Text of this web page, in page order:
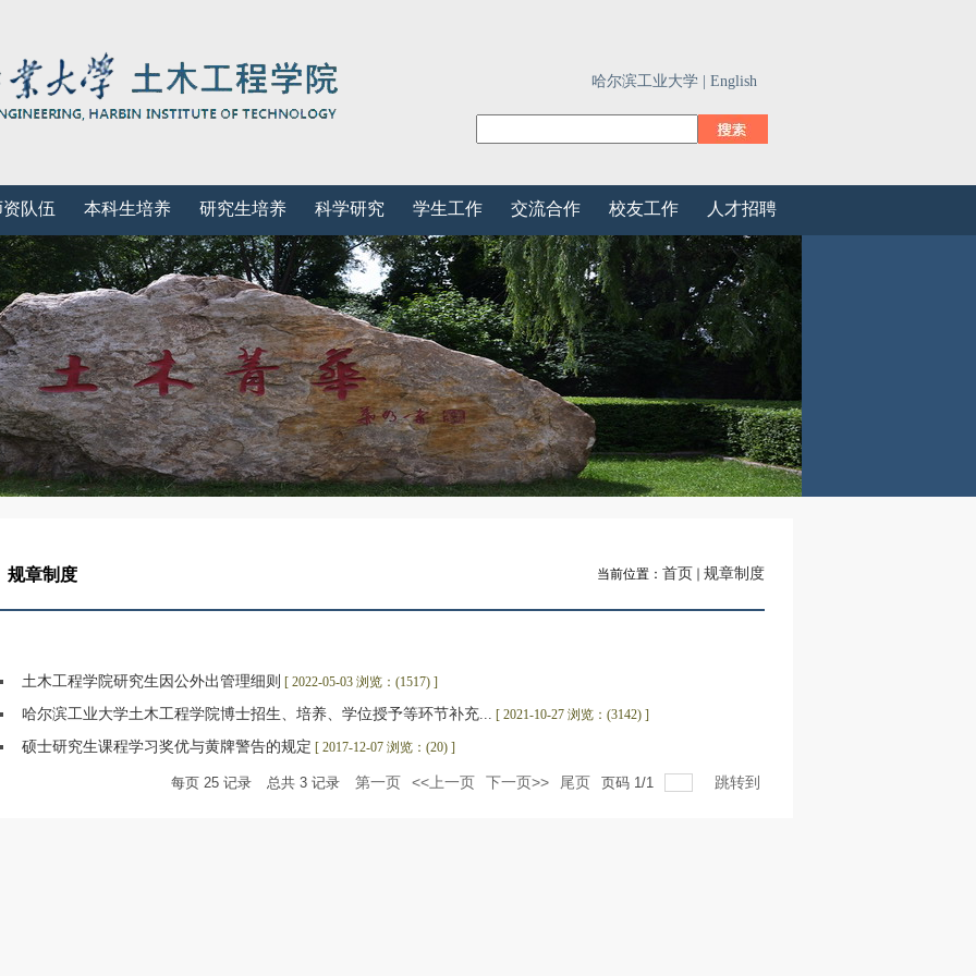
哈尔滨工业大学 | English
队伍 本科生培养 研究生培养 科学研究 学生工作 交流合作 校友工作 人才招聘
规章制度 当前位置： 首页 规章制度
土木工程学院研究生因公外出管理细则 [ 2022-05-03 浏览：(1517) ]
哈尔滨工业大学土木工程学院博士招生、培养、学位授予等环节补充... [ 2021-10-27 浏览：(3142) ]
硕士研究生课程学习奖优与黄牌警告的规定 [ 2017-12-07 浏览：(20) ]
每页 25 记录 总共 3 记录 第一页 <<上一页 下一页>> 尾页 页码 1/1 跳转到